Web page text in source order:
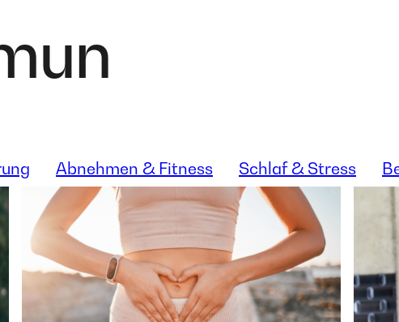
Abnehmen & Fitness Schlaf & Stress